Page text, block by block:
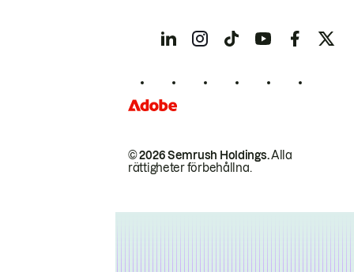
© 2026 Semrush Holdings.Alla
rättigheter förbehållna.